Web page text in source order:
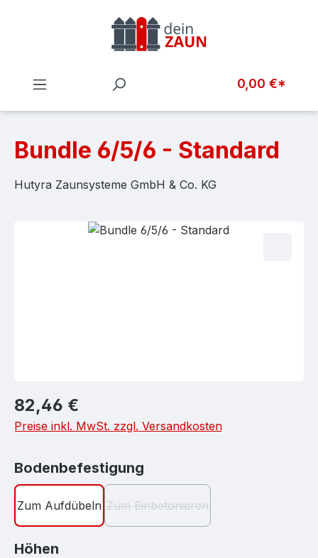
Zum Hauptinhalt springen
0,00 €*
Bundle 6/5/6 - Standard
Hutyra Zaunsysteme GmbH & Co. KG
Bildergalerie überspringen
Regulärer Preis:
82,46 €
Preise inkl. MwSt. zzgl. Versandkosten
Bodenbefestigung
Zum Aufdübeln Zum Einbetonieren
(Diese Option ist zurzeit nicht
Höhen